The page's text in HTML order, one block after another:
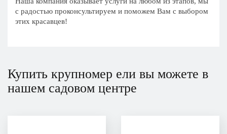
с радостью проконсультируем и поможем Вам с выбором
этих красавцев!
Купить крупномер ели вы можете в
нашем садовом центре